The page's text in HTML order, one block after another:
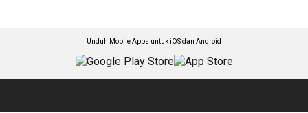
Unduh Mobile Apps untuk iOS dan Android